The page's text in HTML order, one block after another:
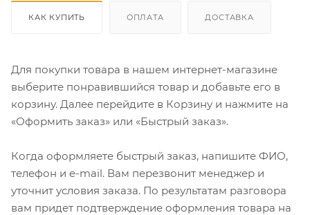
КАК КУПИТЬ ОПЛАТА ДОСТАВКА
Для покупки товара в нашем интернет-магазине
выберите понравившийся товар и добавьте его в
корзину. Далее перейдите в Корзину и нажмите на
«Оформить заказ» или «Быстрый заказ».
Когда оформляете быстрый заказ, напишите ФИО,
телефон и e-mail. Вам перезвонит менеджер и
уточнит условия заказа. По результатам разговора
вам придет подтверждение оформления товара на